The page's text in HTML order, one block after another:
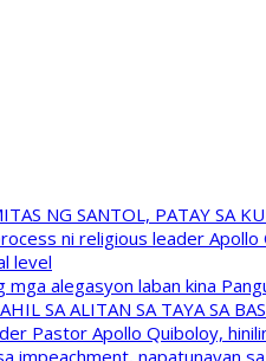
NG SANTOL, PATAY SA
ni religious leader
level
mga alegasyon laban kina
SA ALITAN SA TAYA SA
Pastor Apollo Quiboloy,
impeachment, napatunayan sa